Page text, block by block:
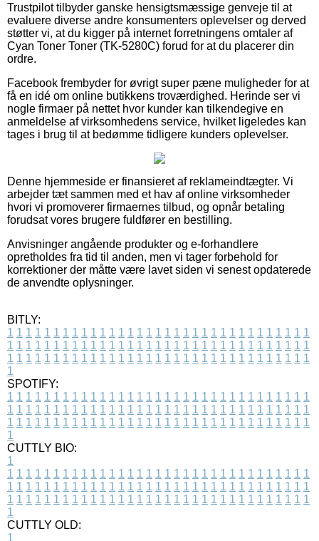
Trustpilot tilbyder ganske hensigtsmæssige genveje til at
evaluere diverse andre konsumenters oplevelser og derved
støtter vi, at du kigger på internet forretningens omtaler af
Cyan Toner Toner (TK-5280C) forud for at du placerer din
ordre.
Facebook frembyder for øvrigt super pæne muligheder for at
få en idé om online butikkens troværdighed. Herinde ser vi
nogle firmaer på nettet hvor kunder kan tilkendegive en
anmeldelse af virksomhedens service, hvilket ligeledes kan
tages i brug til at bedømme tidligere kunders oplevelser.
Denne hjemmeside er finansieret af reklameindtægter. Vi
arbejder tæt sammen med et hav af online virksomheder
hvori vi promoverer firmaernes tilbud, og opnår betaling
forudsat vores brugere fuldfører en bestilling.
Anvisninger angående produkter og e-forhandlere
opretholdes fra tid til anden, men vi tager forbehold for
korrektioner der måtte være lavet siden vi senest opdaterede
de anvendte oplysninger.
BITLY:
1 1 1 1 1 1 1 1 1 1 1 1 1 1 1 1 1 1 1 1 1 1 1 1 1 1 1 1 1 1 1 1 1
1 1 1 1 1 1 1 1 1 1 1 1 1 1 1 1 1 1 1 1 1 1 1 1 1 1 1 1 1 1 1 1 1
1 1 1 1 1 1 1 1 1 1 1 1 1 1 1 1 1 1 1 1 1 1 1 1 1 1 1 1 1 1 1 1 1
1
SPOTIFY:
1 1 1 1 1 1 1 1 1 1 1 1 1 1 1 1 1 1 1 1 1 1 1 1 1 1 1 1 1 1 1 1 1
1 1 1 1 1 1 1 1 1 1 1 1 1 1 1 1 1 1 1 1 1 1 1 1 1 1 1 1 1 1 1 1 1
1 1 1 1 1 1 1 1 1 1 1 1 1 1 1 1 1 1 1 1 1 1 1 1 1 1 1 1 1 1 1 1 1
1
CUTTLY BIO:
1
1 1 1 1 1 1 1 1 1 1 1 1 1 1 1 1 1 1 1 1 1 1 1 1 1 1 1 1 1 1 1 1 1
1 1 1 1 1 1 1 1 1 1 1 1 1 1 1 1 1 1 1 1 1 1 1 1 1 1 1 1 1 1 1 1 1
1 1 1 1 1 1 1 1 1 1 1 1 1 1 1 1 1 1 1 1 1 1 1 1 1 1 1 1 1 1 1 1 1
1
CUTTLY OLD:
1